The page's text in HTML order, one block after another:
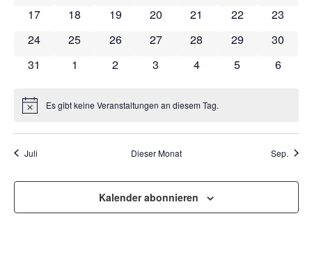
0 Veranstaltungen
17 0 Veranstaltungen
18 0 Veranstaltungen
19 0 Veranstaltungen
20 0 Veranstaltungen
21 0
22 0
23
0 Veranstaltungen
24 0 Veranstaltungen
25 0 Veranstaltungen
26 0 Veranstaltungen
27 0 Veranstaltungen
28 0
29 0
30
0 Veranstaltungen
31 0 Veranstaltungen
1 0 Veranstaltungen
2 0 Veranstaltungen
3 0 Veranstaltungen
4 0
5 0
6
HinweisEs gibt keine Veranstaltungen an diesem Tag.
Juli Dieser Monat Sep.
Kalender abonnieren